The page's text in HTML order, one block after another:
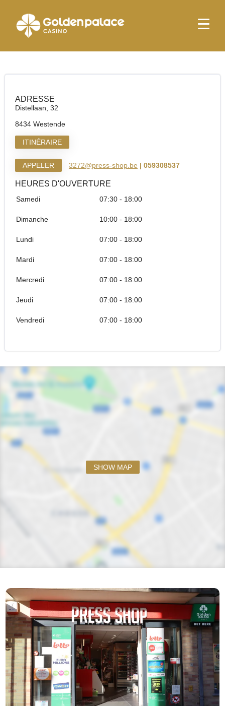
page d'accueil
ADRESSE
Distellaan, 32
8434 Westende
ITINÉRAIRE
APPELER 3272@press-shop.be | 059308537
HEURES D'OUVERTURE
Samedi 07:30 - 18:00
Dimanche 10:00 - 18:00
Lundi 07:00 - 18:00
Mardi 07:00 - 18:00
Mercredi 07:00 - 18:00
Jeudi 07:00 - 18:00
Vendredi 07:00 - 18:00
SHOW MAP